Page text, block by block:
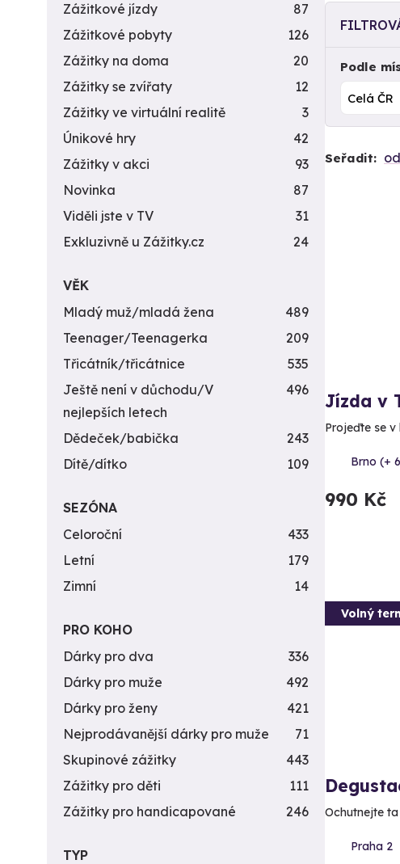
Podle
Seřadit:
Jízda v
Projeďte se v
Brno (+
990 Kč
Volný
Ochutnejte
Praha 2
Zážitkové jízdy
87
Zážitkové pobyty
126
Zážitky na doma
20
Zážitky se zvířaty
12
Zážitky ve virtuální realitě
3
Únikové hry
42
Zážitky v akci
93
Novinka
87
Viděli jste v TV
31
Exkluzivně u Zážitky.cz
24
VĚK
Mladý muž/mladá žena
489
Teenager/Teenagerka
209
Třicátník/třicátnice
535
Ještě není v důchodu/V
nejlepších letech
496
Dědeček/babička
243
Dítě/dítko
109
SEZÓNA
Celoroční
433
Letní
179
Zimní
14
PRO KOHO
Dárky pro dva
336
Dárky pro muže
492
Dárky pro ženy
421
Nejprodávanější dárky pro muže
71
Skupinové zážitky
443
Zážitky pro děti
111
Zážitky pro handicapované
246
TYP